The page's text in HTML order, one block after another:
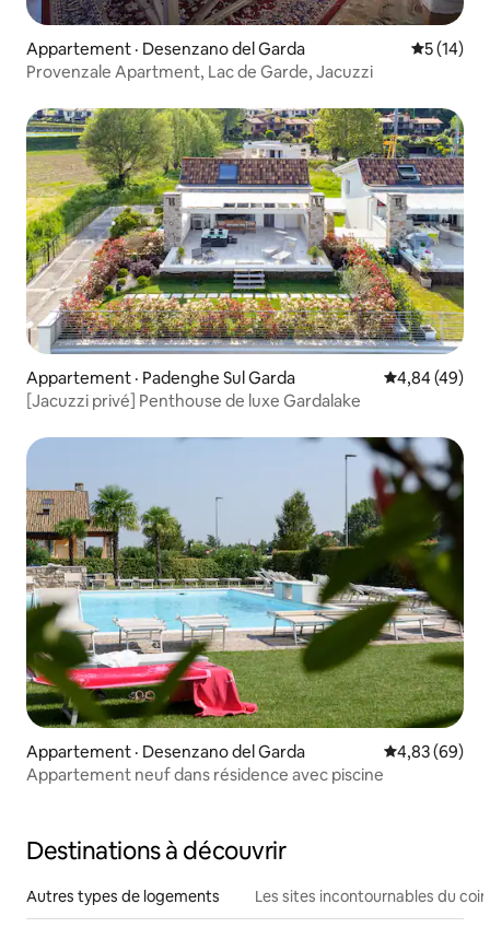
Appartement · Desenzano del Garda Note
5 (14)
Provenzale Apartment, Lac de Garde, Jacuzzi
Appartement · Padenghe Sul Garda Note
4,84 (49)
[Jacuzzi privé] Penthouse de luxe Gardalake
Appartement · Desenzano del Garda Note
4,83 (69)
Appartement neuf dans résidence avec piscine
Destinations à découvrir
Autres types de logements Les sites incontournables du coin